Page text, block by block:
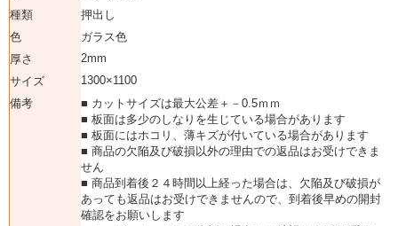
種類
押出し
色
ガラス色
厚さ
2mm
サイズ
1300×1100
備考
■ カットサイズは最大公差＋－0.5ｍｍ
■ 板面は多少のしなりを生じている場合があります
■ 板面にはホコリ、薄キズが付いている場合があります
■ 商品の欠陥及び破損以外の理由での返品はお受けできま
せん
■ 商品到着後２４時間以上経った場合は、欠陥及び破損が
あっても返品はお受けできませんので、到着後早めの開封
確認をお願いします